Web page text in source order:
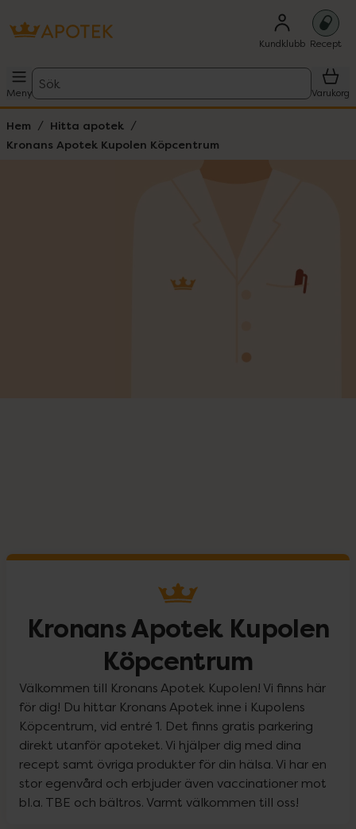
Kundklubb Recept
Meny
Sök
Varukorg
Hem
Hitta apotek
Kronans Apotek Kupolen Köpcentrum
Kronans Apotek Kupolen
Köpcentrum
Välkommen till Kronans Apotek Kupolen! Vi finns här
för dig! Du hittar Kronans Apotek inne i Kupolens
Köpcentrum, vid entré 1. Det finns gratis parkering
direkt utanför apoteket. Vi hjälper dig med dina
recept samt övriga produkter för din hälsa. Vi har en
stor egenvård och erbjuder även vaccinationer mot
bl.a. TBE och bältros. Varmt välkommen till oss!